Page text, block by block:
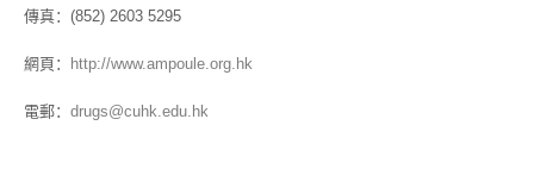
傳真：(852) 2603 5295
網頁： http://www.ampoule.org.hk
電郵： drugs@cuhk.edu.hk